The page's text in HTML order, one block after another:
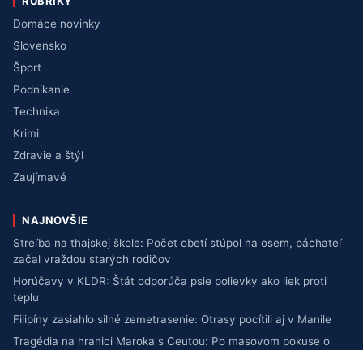
Domáce novinky
Slovensko
Šport
Podnikanie
Technika
Krimi
Zdravie a štýl
Zaujímavé
NAJNOVŠIE
Streľba na thajskej škole: Počet obetí stúpol na osem, páchateľ
začal vraždou starých rodičov
Horúčavy v KĽDR: Štát odporúča psie polievky ako liek proti
teplu
Filipíny zasiahlo silné zemetrasenie: Otrasy pocítili aj v Manile
Tragédia na hranici Maroka s Ceutou: Po masovom pokuse o